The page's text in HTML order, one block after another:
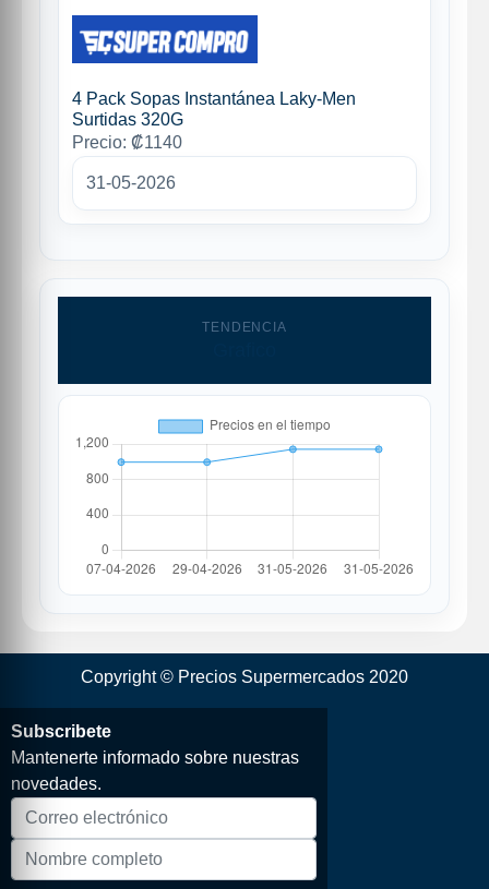
4 Pack Sopas Instantánea Laky-Men
Surtidas 320G
Precio: ₡1140
31-05-2026
TENDENCIA
Copyright © Precios Supermercados 2020
Subscribete
Mantenerte informado sobre nuestras
novedades.